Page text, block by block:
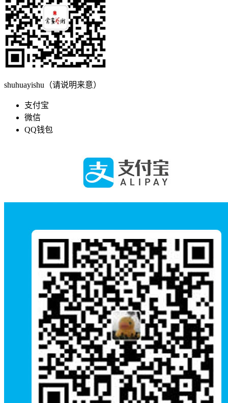
shuhuayishu（请说明来意）
支付宝
微信
QQ钱包